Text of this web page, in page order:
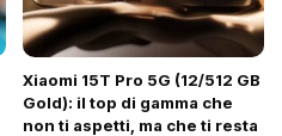
Xiaomi 15T Pro 5G (12/512 GB
Gold): il top di gamma che
non ti aspetti, ma che ti resta